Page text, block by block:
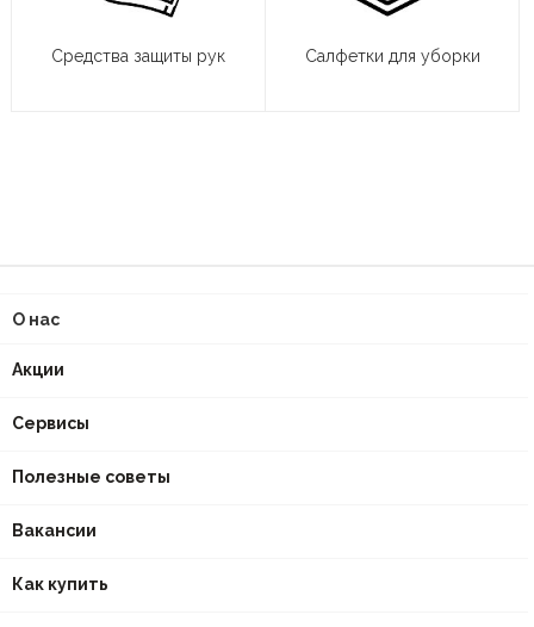
Средства защиты рук Салфетки для уборки
О нас
Акции
Сервисы
Полезные советы
Вакансии
Как купить